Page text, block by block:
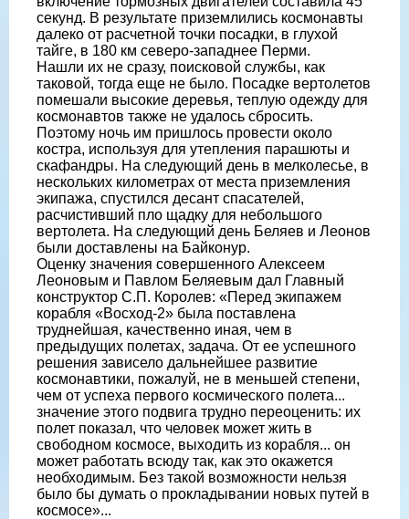
секунд. В результате приземлились космонавты
далеко от расчетной точки посадки, в глухой
тайге, в 180 км северо-западнее Перми.
Нашли их не сразу, поисковой службы, как
таковой, тогда еще не было. Посадке вертолетов
помешали высокие деревья, теплую одежду для
космонавтов также не удалось сбросить.
Поэтому ночь им пришлось провести около
костра, используя для утепления парашюты и
скафандры. На следующий день в мелколесье, в
нескольких километрах от места приземления
экипажа, спустился десант спасателей,
расчистивший пло щадку для небольшого
вертолета. На следующий день Беляев и Леонов
были доставлены на Байконур.
Оценку значения совершенного Алексеем
Леоновым и Павлом Беляевым дал Главный
конструктор С.П. Королев: «Перед экипажем
корабля «Восход-2» была поставлена
труднейшая, качественно иная, чем в
предыдущих полетах, задача. От ее успешного
решения зависело дальнейшее развитие
космонавтики, пожалуй, не в меньшей степени,
чем от успеха первого космического полета...
значение этого подвига трудно переоценить: их
полет показал, что человек может жить в
свободном космосе, выходить из корабля... он
может работать всюду так, как это окажется
необходимым. Без такой возможности нельзя
было бы думать о прокладывании новых путей в
космосе»...